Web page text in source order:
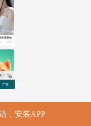
，安装APP